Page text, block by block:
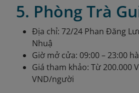
5. Phòng Trà
Địa chỉ: 72/24 Phan Đăng
Nhuậ
Giờ mở cửa: 09:00 – 23:00
Giá tham khảo: Từ 200.000
VND/người